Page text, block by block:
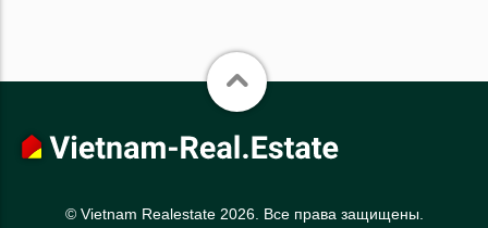
© Vietnam Realestate 2026. Все права защищены.